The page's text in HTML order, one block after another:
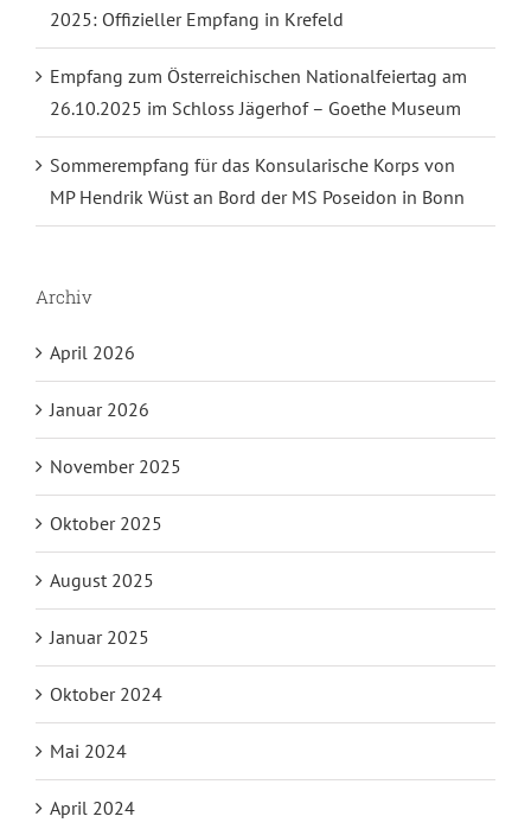
2025: Offizieller Empfang in Krefeld
Empfang zum Österreichischen Nationalfeiertag am
26.10.2025 im Schloss Jägerhof – Goethe Museum
Sommerempfang für das Konsularische Korps von
MP Hendrik Wüst an Bord der MS Poseidon in Bonn
Archiv
April 2026
Januar 2026
November 2025
Oktober 2025
August 2025
Januar 2025
Oktober 2024
Mai 2024
April 2024